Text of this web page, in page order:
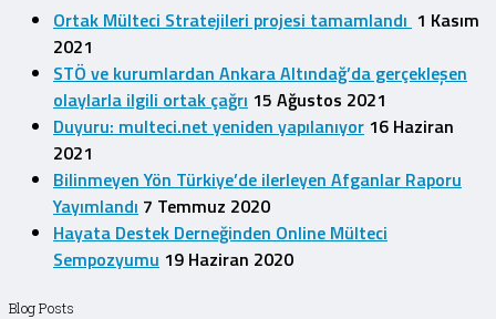
Ortak Mülteci Stratejileri projesi tamamlandı 1 Kasım
2021
STÖ ve kurumlardan Ankara Altındağ’da gerçekleşen
olaylarla ilgili ortak çağrı 15 Ağustos 2021
Duyuru: multeci.net yeniden yapılanıyor 16 Haziran
2021
Bilinmeyen Yön Türkiye’de ilerleyen Afganlar Raporu
Yayımlandı 7 Temmuz 2020
Hayata Destek Derneğinden Online Mülteci
Sempozyumu 19 Haziran 2020
Blog Posts